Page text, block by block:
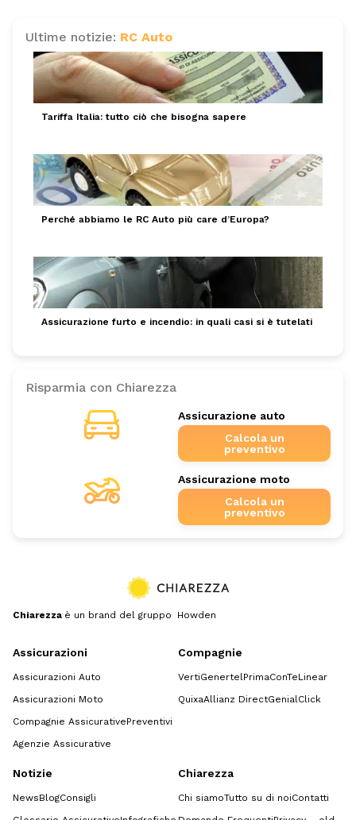
Ultime notizie: RC Auto
Tariffa Italia: tutto ciò che bisogna sapere
Perché abbiamo le RC Auto più care d’Europa?
Assicurazione furto e incendio: in quali casi si è tutelati
Risparmia con Chiarezza
Assicurazione auto
Calcola un
preventivo
Assicurazione moto
Calcola un
preventivo
Chiarezza è un brand del gruppo Howden
Assicurazioni
Assicurazioni Auto
Assicurazioni Moto
Compagnie AssicurativePreventivi
Agenzie Assicurative
Compagnie
VertiGenertel PrimaConTeLinear
QuixaAllianz DirectGenialClick
Notizie
NewsBlogConsigli
Chiarezza
Chi siamoTutto su di noiContatti